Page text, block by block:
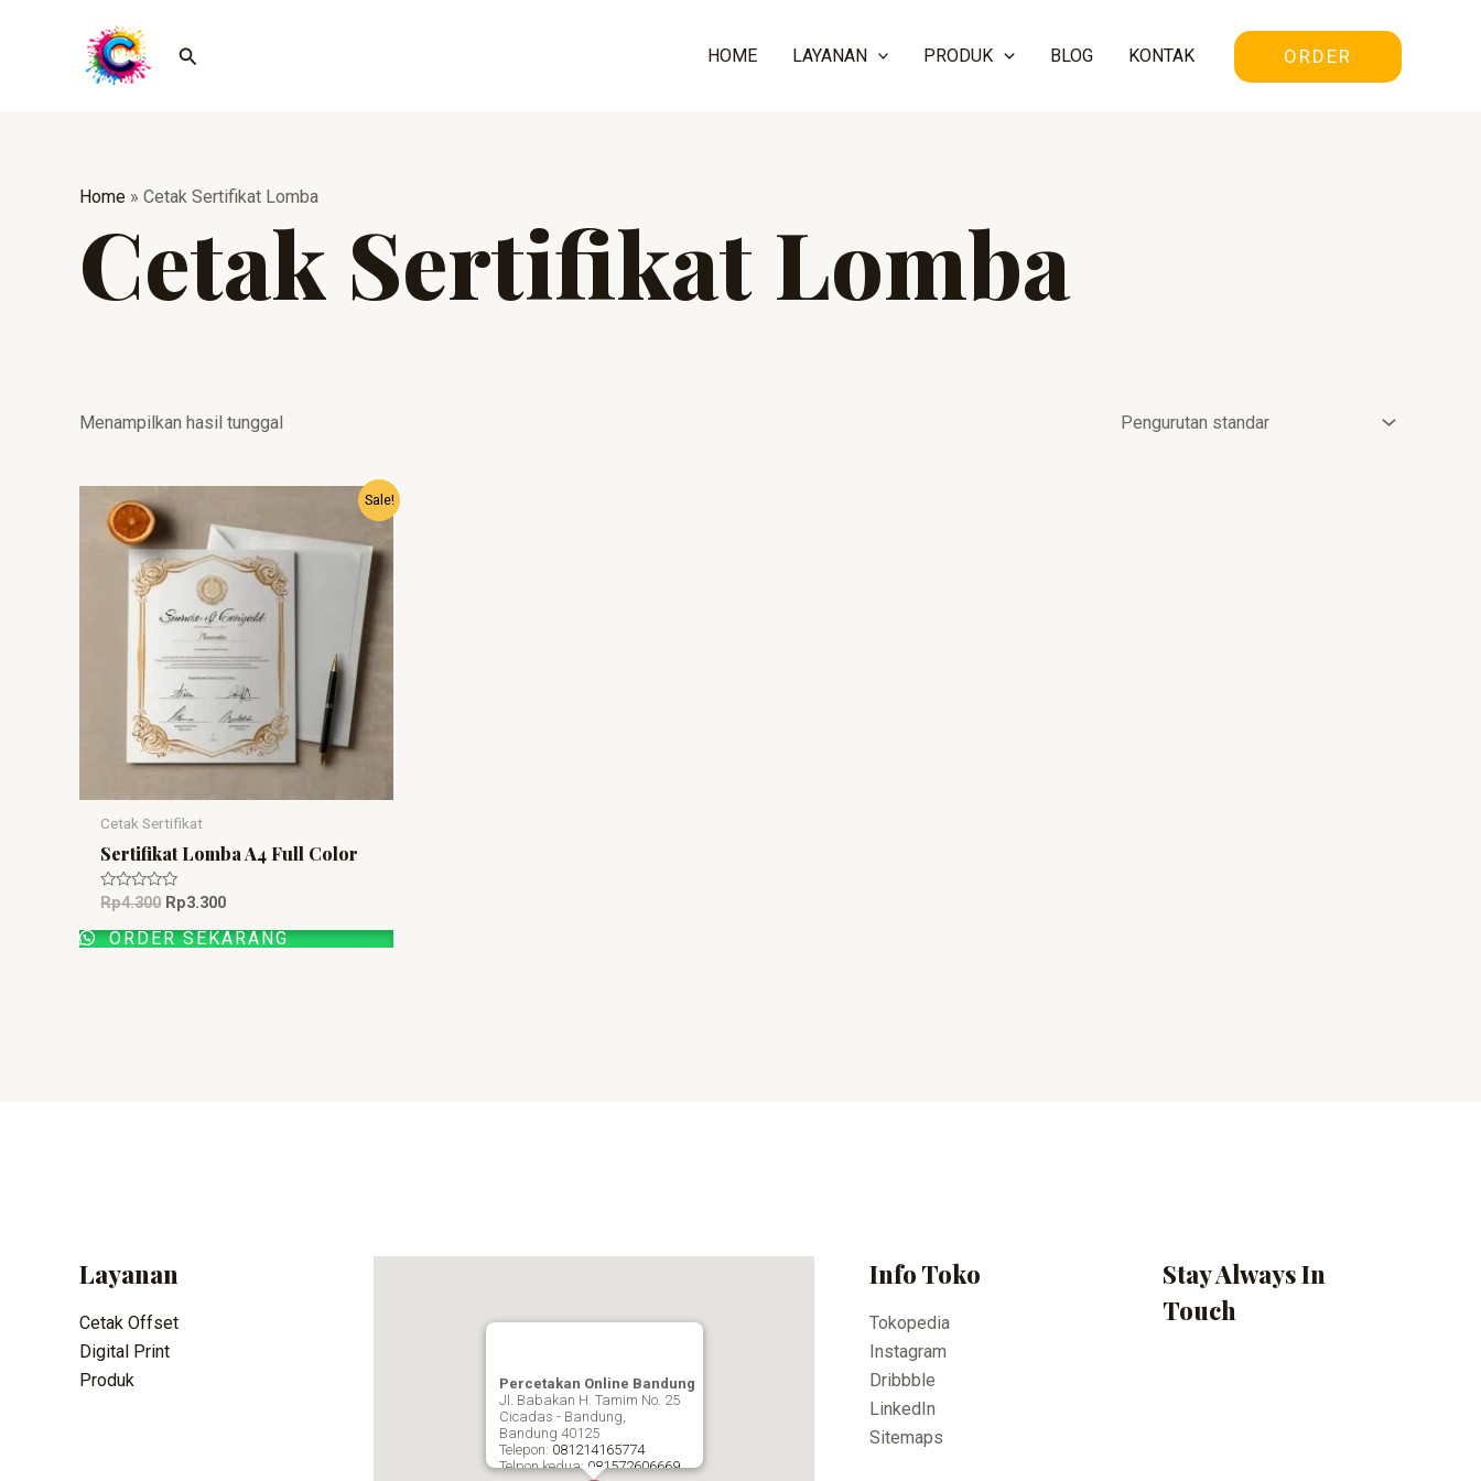
Cari HOME LAYANAN PRODUK BLOG KONTAK ORDER
Home » Cetak Sertifikat Lomba
Cetak Sertifikat Lomba
Menampilkan hasil tunggal
Sale!
Cetak Sertifikat
Sertifikat Lomba A4 Full Color
Dinilai
dari
Rp4.300
aslinya
adalah:
Rp4.300.
Rp3.300
ini
adalah:
Rp3.300.
ORDER SEKARANG
Layanan
Cetak Offset
Digital Print
Produk
Percetakan Online Bandung
Jl. Babakan H. Tamim No. 25
Cicadas - Bandung,
Bandung 40125
Telepon: 081214165774
Telpon kedua: 081572606669
Info Toko
Tokopedia
Instagram
Dribbble
LinkedIn
Sitemaps
Stay Always In
Touch